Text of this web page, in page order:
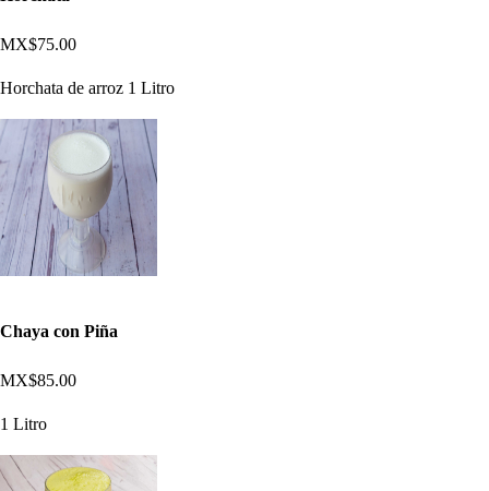
MX$75.00
Horchata de arroz 1 Litro
Chaya con Piña
MX$85.00
1 Litro